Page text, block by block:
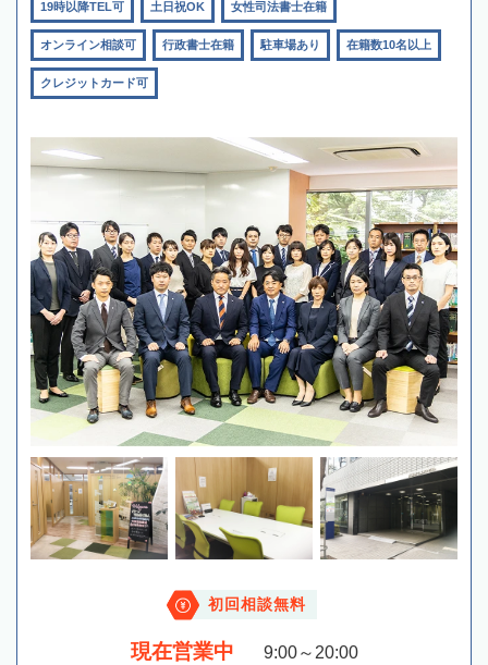
19時以降TEL可 土日祝OK 女性司法書士在籍
オンライン相談可 行政書士在籍 駐車場あり 在籍数10名以上
クレジットカード可
初回相談無料
現在営業中 9:00～20:00